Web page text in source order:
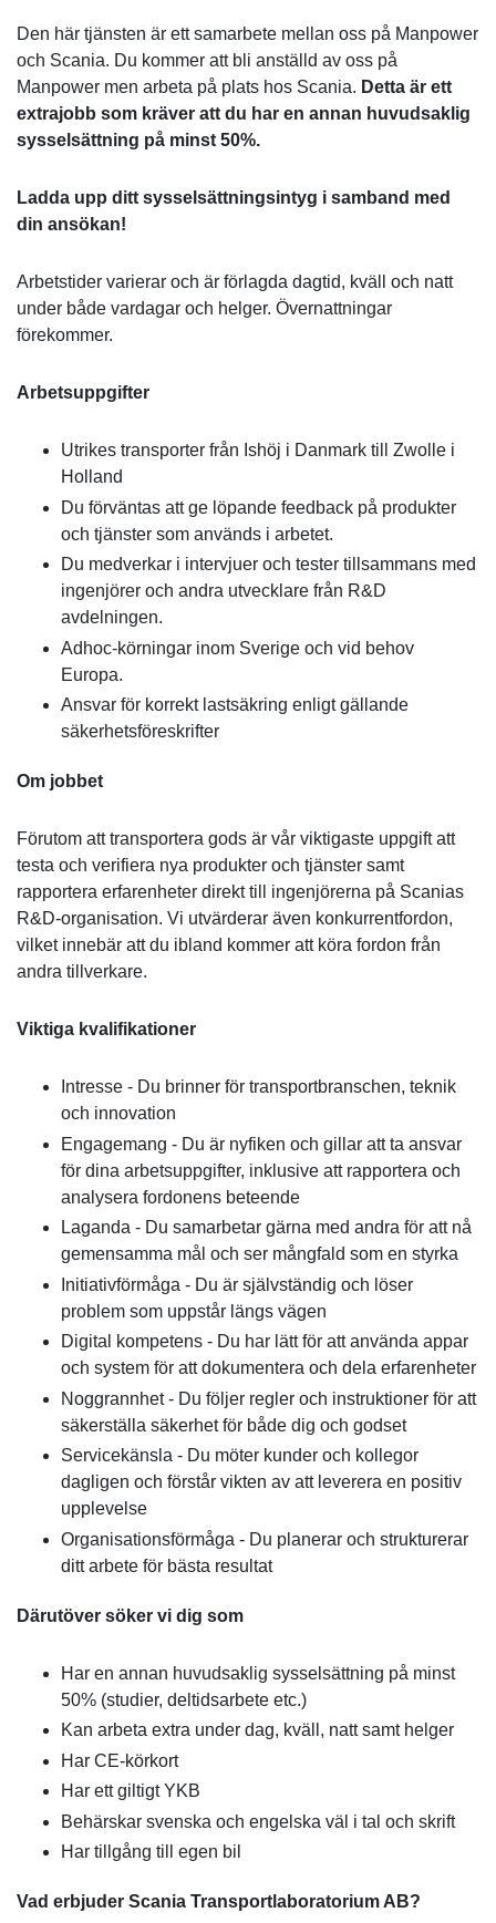
Den här tjänsten är ett samarbete mellan oss på Manpower
och Scania. Du kommer att bli anställd av oss på
Manpower men arbeta på plats hos Scania. Detta är ett
extrajobb som kräver att du har en annan huvudsaklig
sysselsättning på minst 50%.
Ladda upp ditt sysselsättningsintyg i samband med
din ansökan!
Arbetstider varierar och är förlagda dagtid, kväll och natt
under både vardagar och helger. Övernattningar
förekommer.
Arbetsuppgifter
Utrikes transporter från Ishöj i Danmark till Zwolle i
Holland
Du förväntas att ge löpande feedback på produkter
och tjänster som används i arbetet.
Du medverkar i intervjuer och tester tillsammans med
ingenjörer och andra utvecklare från R&D
avdelningen.
Adhoc-körningar inom Sverige och vid behov
Europa.
Ansvar för korrekt lastsäkring enligt gällande
säkerhetsföreskrifter
Om jobbet
Förutom att transportera gods är vår viktigaste uppgift att
testa och verifiera nya produkter och tjänster samt
rapportera erfarenheter direkt till ingenjörerna på Scanias
R&D-organisation. Vi utvärderar även konkurrentfordon,
vilket innebär att du ibland kommer att köra fordon från
andra tillverkare.
Viktiga kvalifikationer
Intresse - Du brinner för transportbranschen, teknik
och innovation
Engagemang - Du är nyfiken och gillar att ta ansvar
för dina arbetsuppgifter, inklusive att rapportera och
analysera fordonens beteende
Laganda - Du samarbetar gärna med andra för att nå
gemensamma mål och ser mångfald som en styrka
Initiativförmåga - Du är självständig och löser
problem som uppstår längs vägen
Digital kompetens - Du har lätt för att använda appar
och system för att dokumentera och dela erfarenheter
Noggrannhet - Du följer regler och instruktioner för att
säkerställa säkerhet för både dig och godset
Servicekänsla - Du möter kunder och kollegor
dagligen och förstår vikten av att leverera en positiv
upplevelse
Organisationsförmåga - Du planerar och strukturerar
ditt arbete för bästa resultat
Därutöver söker vi dig som
Har en annan huvudsaklig sysselsättning på minst
50% (studier, deltidsarbete etc.)
Kan arbeta extra under dag, kväll, natt samt helger
Har CE-körkort
Har ett giltigt YKB
Behärskar svenska och engelska väl i tal och skrift
Har tillgång till egen bil
Vad erbjuder Scania Transportlaboratorium AB?